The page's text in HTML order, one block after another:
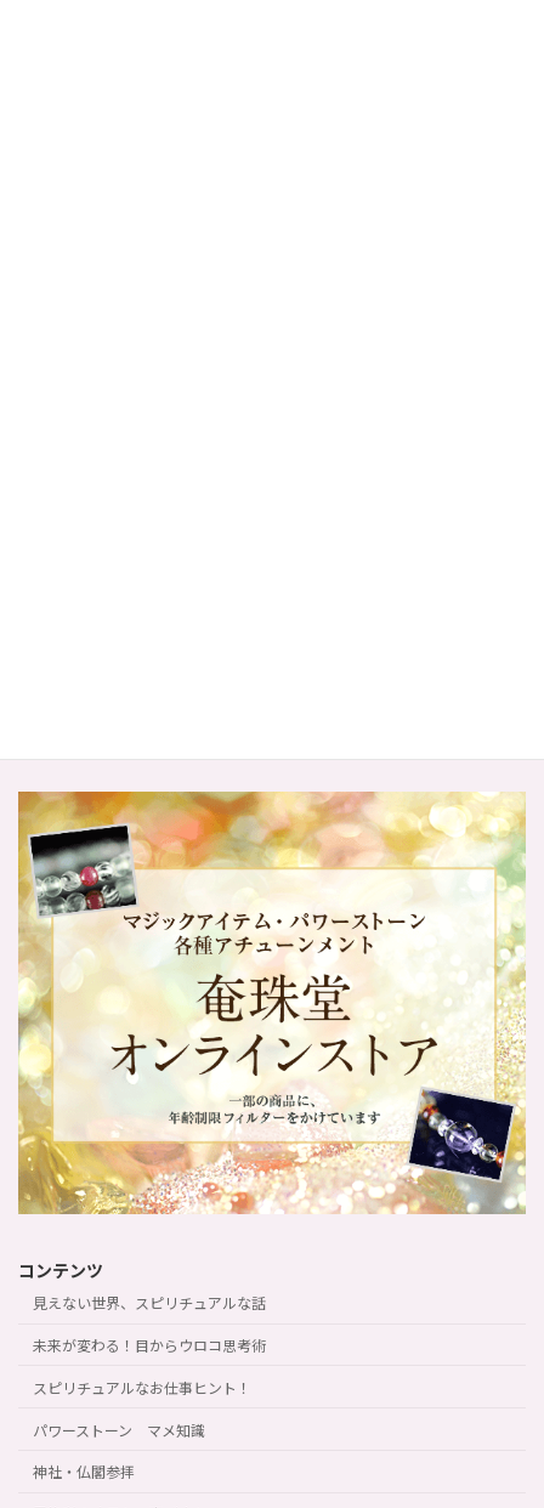
コンテンツ
見えない世界、スピリチュアルな話
未来が変わる！目からウロコ思考術
スピリチュアルなお仕事ヒント！
パワーストーン マメ知識
神社・仏閣参拝